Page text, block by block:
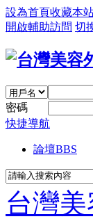
設為首頁收藏本
開啟輔助訪問 切
密碼
快捷導航
論壇BBS
台灣